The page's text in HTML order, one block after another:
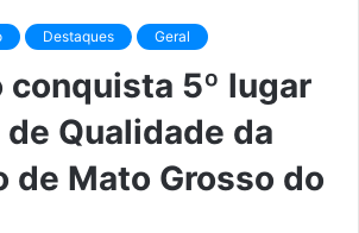
Destaques Geral
conquista 5º lugar
Qualidade da
de Mato Grosso do